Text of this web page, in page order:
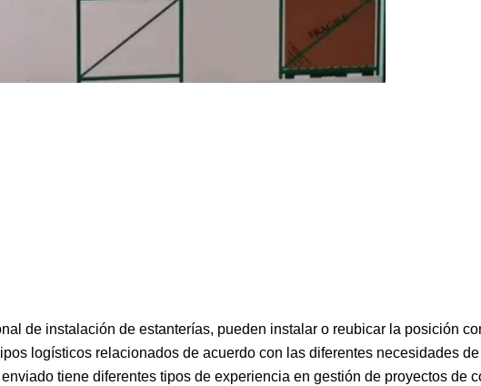
de instalación de estanterías, pueden instalar o reubicar la posición
logísticos relacionados de acuerdo con las diferentes necesidades
tiene diferentes tipos de experiencia en gestión de proyectos de